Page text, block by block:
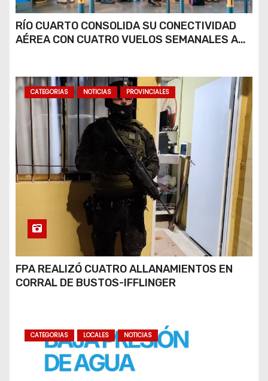
RÍO CUARTO CONSOLIDA SU CONECTIVIDAD
AÉREA CON CUATRO VUELOS SEMANALES A
CATEGORIAS NOTICIAS PROVINCIALES
FPA REALIZÓ CUATRO ALLANAMIENTOS EN
CORRAL DE BUSTOS-IFFLINGER
CATEGORIAS LOCALES NOTICIAS